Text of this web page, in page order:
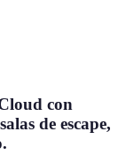
con
de escape,